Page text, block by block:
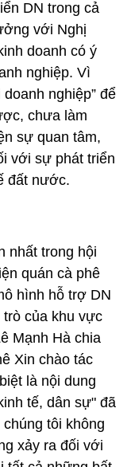
DN trong cả
với Nghị
doanh có ý
nghiệp. Vì
nghiệp” để
chưa làm
sự quan tâm,
với sự phát triển
đất nước.
nhất trong hội
quán cà phê
hình hỗ trợ DN
trò của khu vực
Mạnh Hà chia
Xin chào tác
là nội dung
tế, dân sự" đã
tôi không
xảy ra đối với